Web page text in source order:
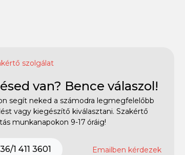
szolgálat
van? Bence válaszol!
segít neked a számodra legmegfelelőbb
vagy kiegészítő kiválasztani. Szakértő
munkanapokon 9-17 óráig!
1 411 3601 Emailben kérdezek